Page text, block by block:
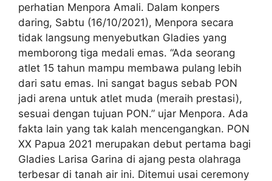
perhatian Menpora Amali. Dalam konpers
daring, Sabtu (16/10/2021), Menpora secara
tidak langsung menyebutkan Gladies yang
memborong tiga medali emas. “Ada seorang
atlet 15 tahun mampu membawa pulang lebih
dari satu emas. Ini sangat bagus sebab PON
jadi arena untuk atlet muda (meraih prestasi),
sesuai dengan tujuan PON.” ujar Menpora. Ada
fakta lain yang tak kalah mencengangkan. PON
XX Papua 2021 merupakan debut pertama bagi
Gladies Larisa Garina di ajang pesta olahraga
terbesar di tanah air ini. Ditemui usai ceremony